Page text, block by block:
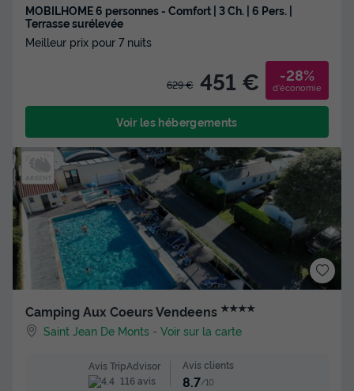
MOBILHOME 6 personnes - Comfort | 3 Ch. | 6 Pers. |
Terrasse surélevée
Meilleur prix pour 7 nuits
629 € 451 € -28%
d'économie
Voir les hébergements
Camping Aux Coeurs Vendeens ★★★★
Saint Jean De Monts -Voir sur la carte
Avis TripAdvisor
116 avis
Avis clients
8.7/10